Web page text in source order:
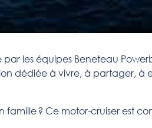
les équipes Beneteau
dédiée à vivre, à partager, à
famille ? Ce motor-cruiser est